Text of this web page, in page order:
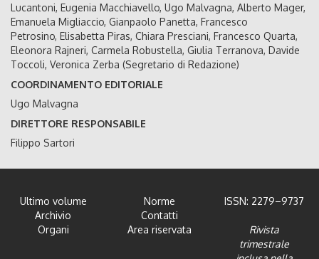
Lucantoni, Eugenia Macchiavello, Ugo Malvagna, Alberto Mager,
Emanuela Migliaccio, Gianpaolo Panetta, Francesco
Petrosino, Elisabetta Piras, Chiara Presciani, Francesco Quarta,
Eleonora Rajneri, Carmela Robustella, Giulia Terranova, Davide
Toccoli, Veronica Zerba (Segretario di Redazione)
COORDINAMENTO EDITORIALE
Ugo Malvagna
DIRETTORE RESPONSABILE
Filippo Sartori
Ultimo volume
Archivio
Organi
Norme
Contatti
Area riservata
ISSN: 2279–9737
Rivista
trimestrale